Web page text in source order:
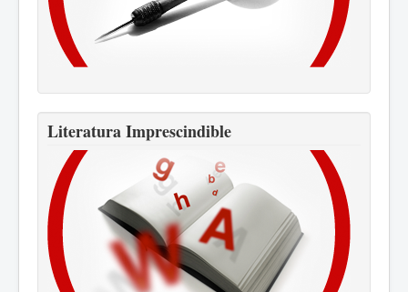
Literatura Imprescindible